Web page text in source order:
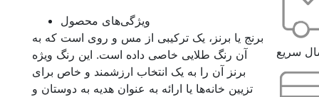
ویژگی‌های محصول
برنج یا برنز، یک ترکیبی از مس و روی است که به
آن رنگ طلایی خاصی داده است. این رنگ ویژه
برنز آن را به یک انتخاب ارزشمند و خاص برای
تزیین خانه‌ها یا ارائه به عنوان هدیه به دوستان و
سریع